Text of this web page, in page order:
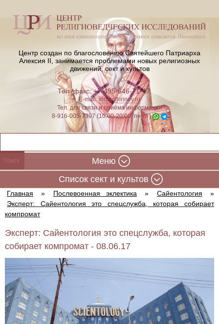
Центр создан по благословению Святейшего Патриарха
Алексия II, занимается проблемами новых религиозных
движений, сект и культов
Тел./факс: +7-495-646-71-47
E-mail:iriney@iriney.ru
Тел. для связи и приёма информации
8-916-005-7397 (10:00-20:00, пн-пт)
Меню
Cписок сект и культов
Главная » Послевоенная эклектика » Сайентология
»
Эксперт: Сайентология это спецслужба, которая собирает
компромат
Эксперт: Сайентология это спецслужба, которая
собирает компромат - 08.06.17